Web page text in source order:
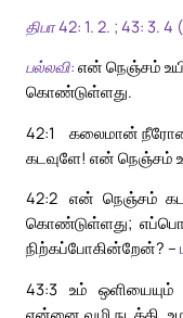
திபா 42: 1. 2. ; 43: 3.
பல்லவி: என் நெஞ்சம்
கொண்டுள்ளது.
42:1
கலைமான்
கடவுளே! என் நெஞ்சம்
42:2 என் நெஞ்சம்
கொண்டுள்ளது;
நிற்கப்போகின்றேன்? –
43:3 உம்